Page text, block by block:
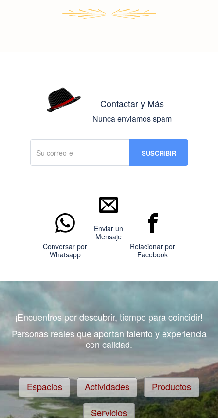
Contactar y Más
Nunca enviamos spam
Conversar por
Whatsapp
Enviar un
Mensaje
Relacionar por
Facebook
¡Encuentros por descubrir, tiempo para coincidir!
Personas reales que aportan talento y experiencia
con calidad.
Espacios Actividades Productos
Servicios